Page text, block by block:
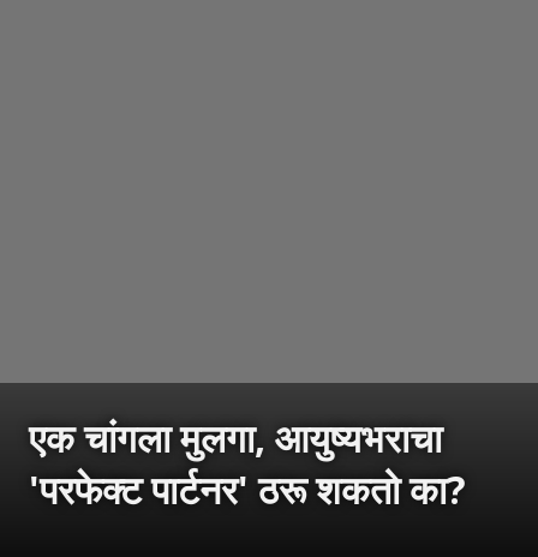
एक चांगला मुलगा, आयुष्यभराचा
'परफेक्ट पार्टनर' ठरू शकतो का?